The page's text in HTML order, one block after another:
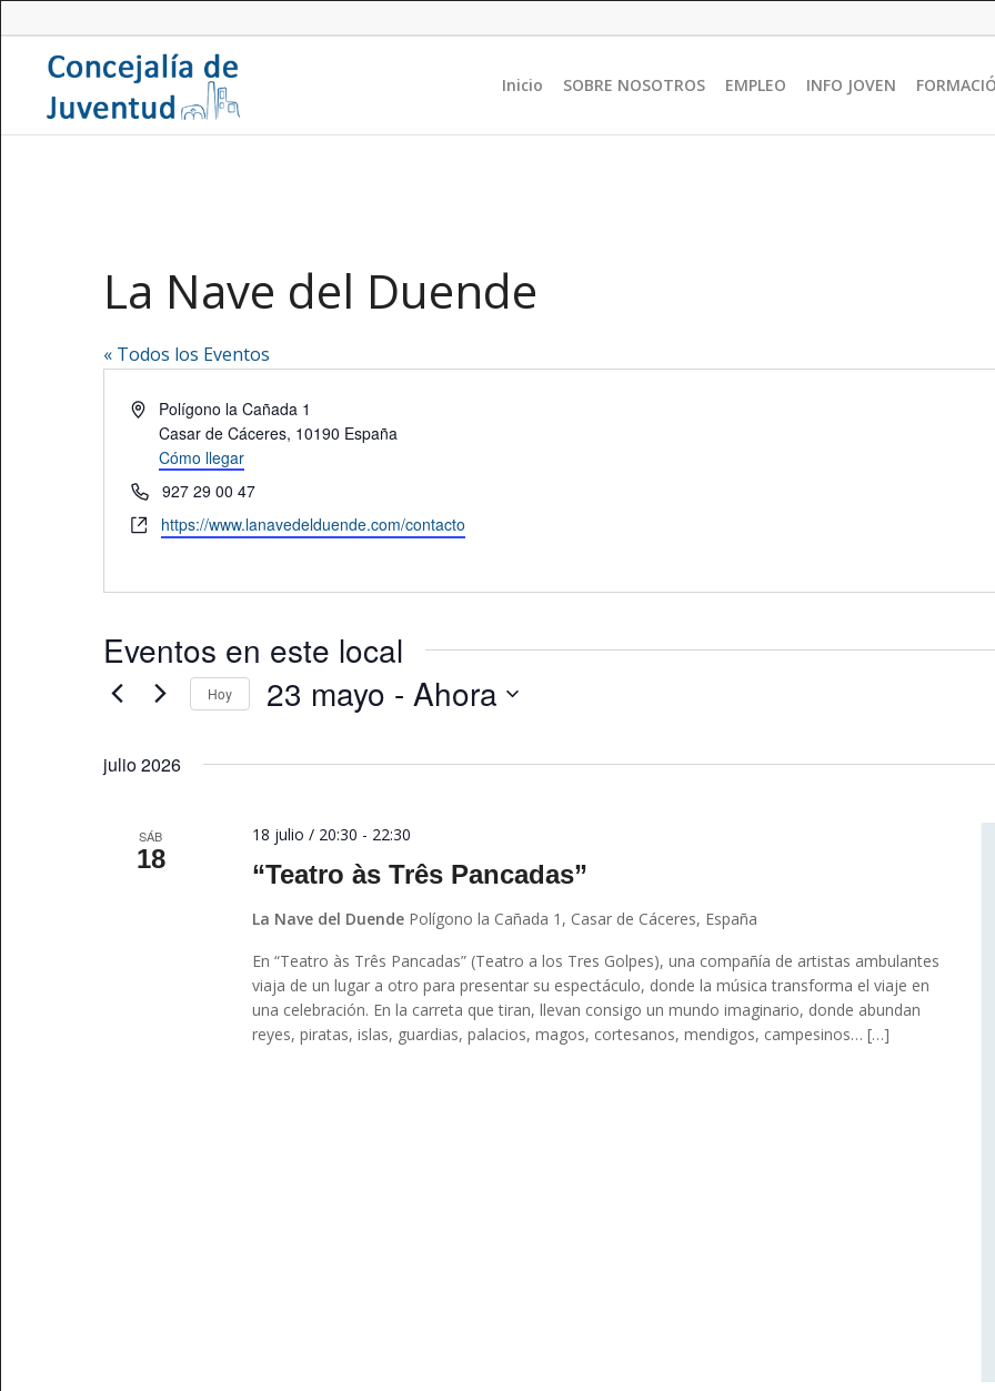
Inicio SOBRE NOSOTROS EMPLEO INFO JOVEN
La Nave del Duende
« Todos los Eventos
Dirección
Polígono la Cañada 1
Casar de Cáceres, 10190 España
Cómo llegar
Teléfono927 29 00 47
Websitehttps://www.lanavedelduende.com/contacto
Eventos en este local
Hoy 23 mayo - Ahora
julio 2026
SÁB
18
“Teatro às Três Pancadas”
18 julio / 20:30 - 22:30
La Nave del Duende Polígono la Cañada 1, Casar de Cáceres, España
En “Teatro às Três Pancadas” (Teatro a los Tres Golpes), una compañía de artistas ambulantes
viaja de un lugar a otro para presentar su espectáculo, donde la música transforma el viaje en
una celebración. En la carreta que tiran, llevan consigo un mundo imaginario, donde abundan
reyes, piratas, islas, guardias, palacios, magos, cortesanos, mendigos, campesinos… […]